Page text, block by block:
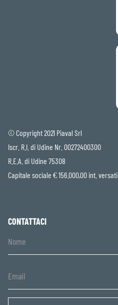
© Copyright 2021 Piaval Srl
Iscr. R.I. di Udine Nr. 00272400300
R.E.A. di Udine 75308
Capitale sociale € 156.000,00 int. versati
CONTATTACI